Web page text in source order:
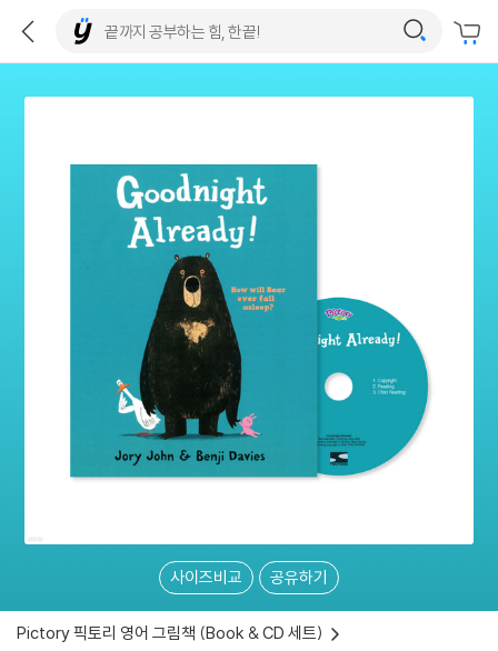
사이즈비교 공유하기
Pictory 픽토리 영어 그림책 (Book & CD 세트)